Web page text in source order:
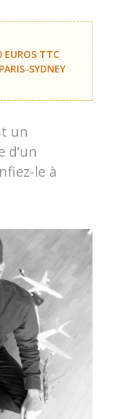
EUROS TTC
SYDNEY
un
le à